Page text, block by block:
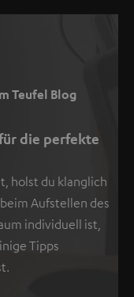
Teufel Blog
die perfekte
holst du klanglich
Aufstellen des
individuell ist,
Tipps